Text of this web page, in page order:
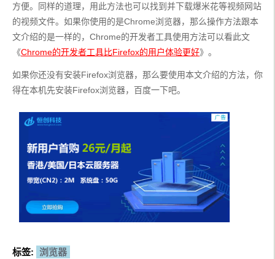
方便。同样的道理，用此方法也可以找到并下载爆米花等视频网站
的视频文件。如果你使用的是Chrome浏览器，那么操作方法跟本
文介绍的是一样的，Chrome的开发者工具使用方法可以看此文
《Chrome的开发者工具比Firefox的用户体验更好》。
如果你还没有安装Firefox浏览器，那么要使用本文介绍的方法，你
得在本机先安装Firefox浏览器，百度一下吧。
标签: 浏览器